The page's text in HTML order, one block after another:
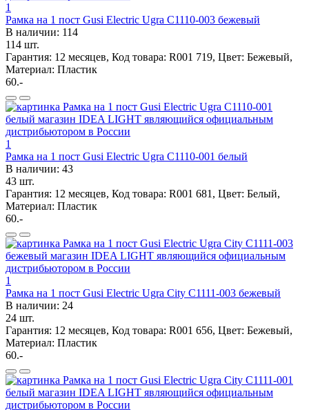
1
Рамка на 1 пост Gusi Electric Ugra С1110-003 бежевый
В наличии: 114
114 шт.
Гарантия: 12 месяцев, Код товара: R001 719, Цвет: Бежевый,
Материал: Пластик
60.-
1
Рамка на 1 пост Gusi Electric Ugra С1110-001 белый
В наличии: 43
43 шт.
Гарантия: 12 месяцев, Код товара: R001 681, Цвет: Белый,
Материал: Пластик
60.-
1
Рамка на 1 пост Gusi Electric Ugra City С1111-003 бежевый
В наличии: 24
24 шт.
Гарантия: 12 месяцев, Код товара: R001 656, Цвет: Бежевый,
Материал: Пластик
60.-